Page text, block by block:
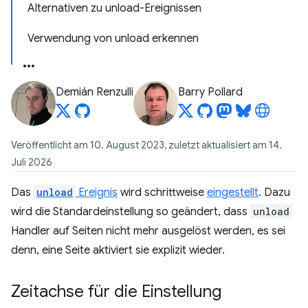
Alternativen zu unload-Ereignissen
Verwendung von unload erkennen
Demián Renzulli Barry Pollard
Veröffentlicht am 10. August 2023, zuletzt aktualisiert am 14.
Juli 2026
Das unload Ereignis wird schrittweise eingestellt. Dazu
wird die Standardeinstellung so geändert, dass unload
Handler auf Seiten nicht mehr ausgelöst werden, es sei
denn, eine Seite aktiviert sie explizit wieder.
Zeitachse für die Einstellung